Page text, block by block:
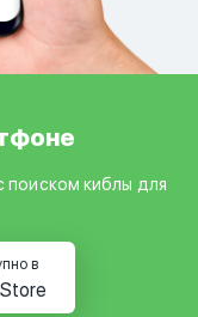
поиском киблы для
в